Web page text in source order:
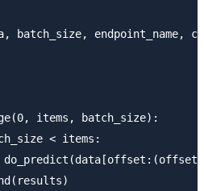
batch_size, endpoint_name,
items, batch_size):
< items: